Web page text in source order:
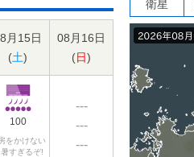
月15日
(土)
08月16日
(日)
100
をかけない
暑すぎるぞ!
---
---
---
衛星